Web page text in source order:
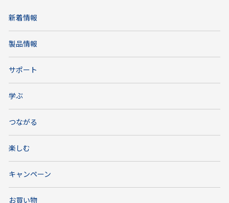
新着情報
製品情報
サポート
学ぶ
つながる
楽しむ
キャンペーン
お買い物